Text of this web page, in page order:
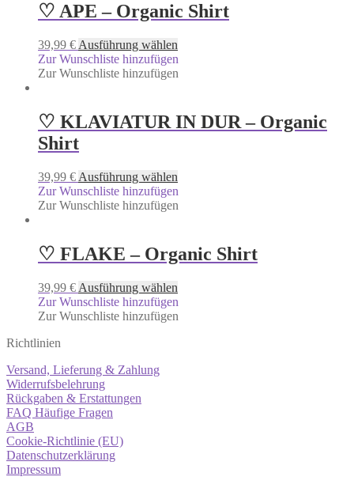
♡ APE – Organic Shirt
39,99 € Ausführung wählen
Zur Wunschliste hinzufügen
Zur Wunschliste hinzufügen
♡ KLAVIATUR IN DUR – Organic
Shirt
39,99 € Ausführung wählen
Zur Wunschliste hinzufügen
Zur Wunschliste hinzufügen
♡ FLAKE – Organic Shirt
39,99 € Ausführung wählen
Zur Wunschliste hinzufügen
Zur Wunschliste hinzufügen
Richtlinien
Versand, Lieferung & Zahlung
Widerrufsbelehrung
Rückgaben & Erstattungen
FAQ Häufige Fragen
AGB
Cookie-Richtlinie (EU)
Datenschutzerklärung
Impressum